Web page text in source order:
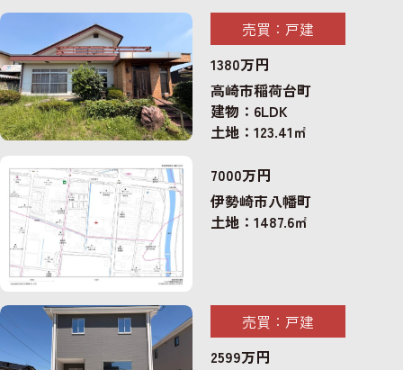
売買：戸建
1380万円
高崎市稲荷台町
建物：6LDK
土地：123.41㎡
7000万円
伊勢崎市八幡町
土地：1487.6㎡
売買：戸建
2599万円